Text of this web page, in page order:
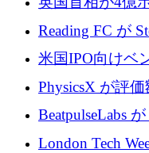
国の新興企業は
まる」
Reading FC が
協力して AI
米国IPO向けベ
PhysicsX が評
達
BeatpulseLabs
張するために
London Tech